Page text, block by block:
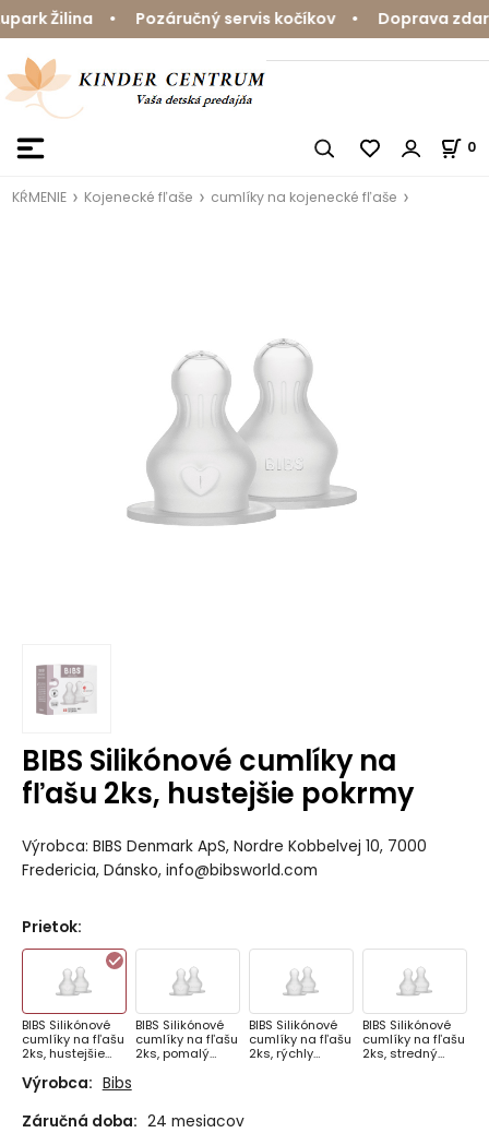
Žilina • Pozáručný servis kočíkov • Doprava
0
KŔMENIE Kojenecké fľaše cumlíky na kojenecké fľaše
BIBS Silikónové cumlíky na
fľašu 2ks, hustejšie pokrmy
Výrobca: BIBS Denmark ApS, Nordre Kobbelvej 10, 7000
Fredericia, Dánsko, info@bibsworld.com
Prietok:
BIBS Silikónové
cumlíky na fľašu
2ks, hustejšie
BIBS Silikónové
cumlíky na fľašu
2ks, pomalý
BIBS Silikónové
cumlíky na fľašu
2ks, rýchly
BIBS Silikónové
cumlíky na fľašu
2ks, stredný
Výrobca: Bibs
Záručná doba: 24 mesiacov